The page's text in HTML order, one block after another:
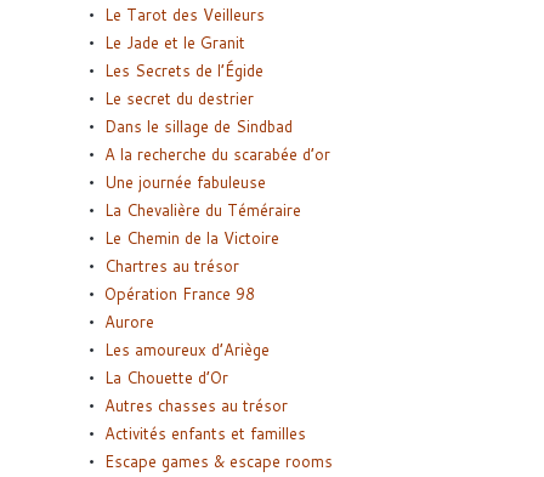
Le Tarot des Veilleurs
Le Jade et le Granit
Les Secrets de l’Égide
Le secret du destrier
Dans le sillage de Sindbad
A la recherche du scarabée d’or
Une journée fabuleuse
La Chevalière du Téméraire
Le Chemin de la Victoire
Chartres au trésor
Opération France 98
Aurore
Les amoureux d’Ariège
La Chouette d’Or
Autres chasses au trésor
Activités enfants et familles
Escape games & escape rooms